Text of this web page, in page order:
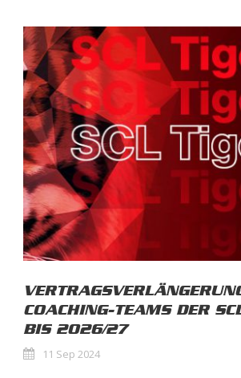
COACHING-TEAMS DER
BIS 2026/27
11 Sep 2024